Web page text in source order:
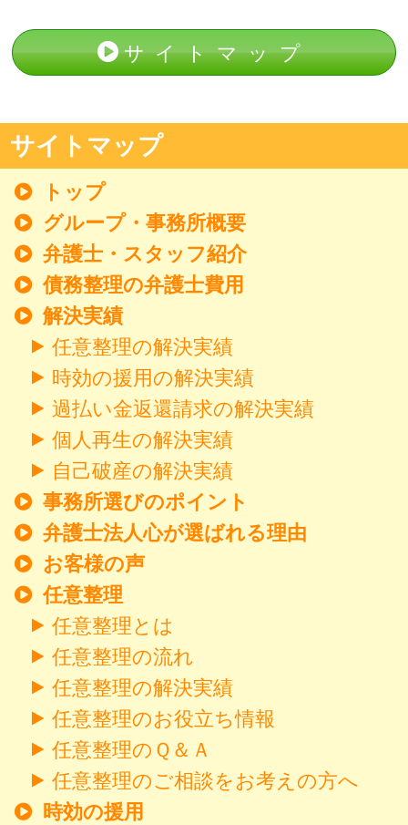
サイトマップ
サイトマップ
トップ
グループ・事務所概要
弁護士・スタッフ紹介
債務整理の弁護士費用
解決実績
任意整理の解決実績
時効の援用の解決実績
過払い金返還請求の解決実績
個人再生の解決実績
自己破産の解決実績
事務所選びのポイント
弁護士法人心が選ばれる理由
お客様の声
任意整理
任意整理とは
任意整理の流れ
任意整理の解決実績
任意整理のお役立ち情報
任意整理のＱ＆Ａ
任意整理のご相談をお考えの方へ
時効の援用